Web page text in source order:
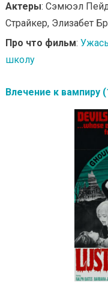
Актеры: Сэмюэл
Страйкер, Элизабет
Про что фильм:
школу
Влечение к вампиру